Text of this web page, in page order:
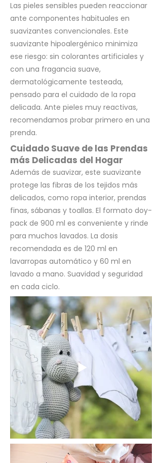
Las pieles sensibles pueden reaccionar
ante componentes habituales en
suavizantes convencionales. Este
suavizante hipoalergénico minimiza
ese riesgo: sin colorantes artificiales y
con una fragancia suave,
dermatológicamente testeada,
pensado para el cuidado de la ropa
delicada. Ante pieles muy reactivas,
recomendamos probar primero en una
prenda.
Cuidado Suave de las Prendas
más Delicadas del Hogar
Además de suavizar, este suavizante
protege las fibras de los tejidos más
delicados, como ropa interior, prendas
finas, sábanas y toallas. El formato doy-
pack de 900 ml es conveniente y rinde
para muchos lavados. La dosis
recomendada es de 120 ml en
lavarropas automático y 60 ml en
lavado a mano. Suavidad y seguridad
en cada ciclo.